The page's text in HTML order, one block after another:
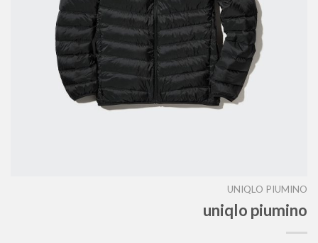
UNIQLO PIUMINO
uniqlo piumino